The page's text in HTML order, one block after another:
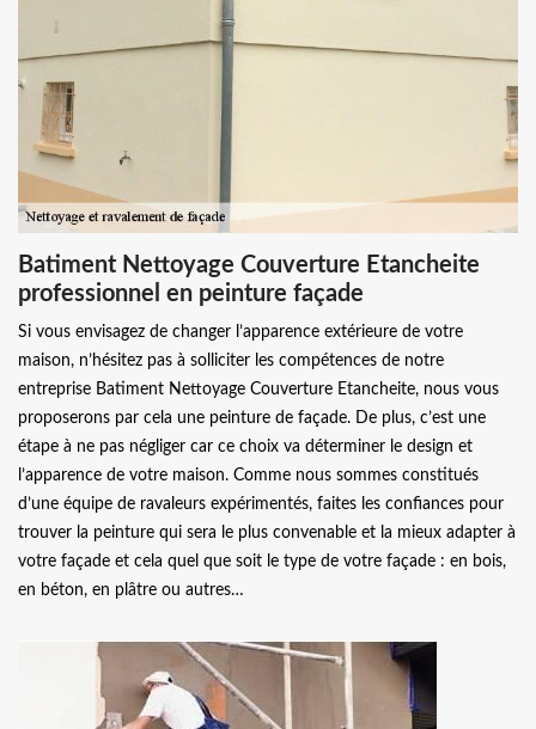
Batiment Nettoyage Couverture Etancheite
professionnel en peinture façade
Si vous envisagez de changer l’apparence extérieure de votre
maison, n’hésitez pas à solliciter les compétences de notre
entreprise Batiment Nettoyage Couverture Etancheite, nous vous
proposerons par cela une peinture de façade. De plus, c’est une
étape à ne pas négliger car ce choix va déterminer le design et
l’apparence de votre maison. Comme nous sommes constitués
d’une équipe de ravaleurs expérimentés, faites les confiances pour
trouver la peinture qui sera le plus convenable et la mieux adapter à
votre façade et cela quel que soit le type de votre façade : en bois,
en béton, en plâtre ou autres…